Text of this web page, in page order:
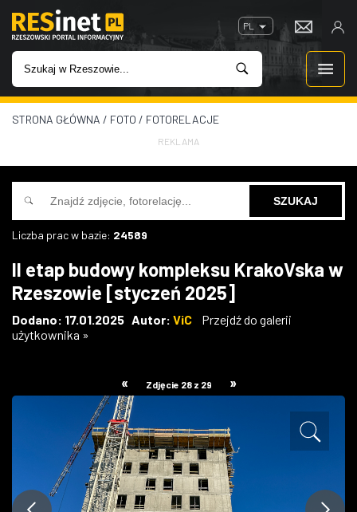
PL
WIADOMOŚCI
INWESTYCJE
IMPREZY
W KINACH
GASTRONOMIA
W RZESZOWIE
STRONA GŁÓWNA / FOTO / FOTORELACJE
REKLAMA
Liczba prac w bazie: 24589
II etap budowy kompleksu KrakoVska w
Rzeszowie [styczeń 2025]
Dodano: 17.01.2025 Autor: ViC
Przejdź do galerii
użytkownika »
« Zdjęcie 28 z 29 »